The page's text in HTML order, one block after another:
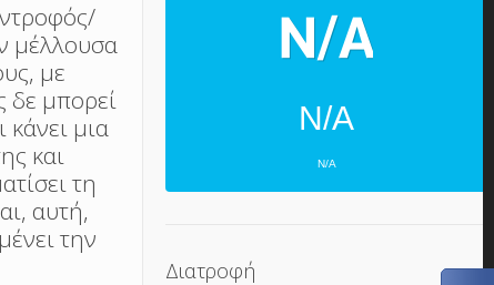
μέλλουσα
με
δε μπορεί
κάνει μια
και
τη
αυτή,
την
N/A
N/A
Διατροφή